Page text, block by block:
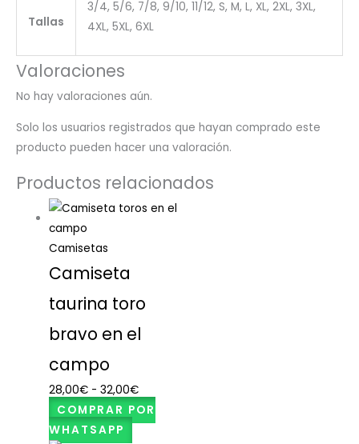
Tallas
3/4, 5/6, 7/8, 9/10, 11/12, S, M, L, XL, 2XL, 3XL,
4XL, 5XL, 6XL
Valoraciones
No hay valoraciones aún.
Solo los usuarios registrados que hayan comprado este
producto pueden hacer una valoración.
Productos relacionados
Camisetas
Camiseta
taurina toro
bravo en el
campo
28,00€ - 32,00€
COMPRAR POR
WHATSAPP